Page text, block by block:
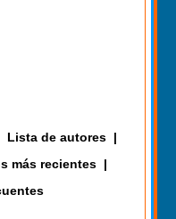
Lista de autores |
más recientes |